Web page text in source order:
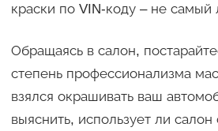
краски по VIN-коду – не самый
Обращаясь в салон,
степень профессионализма
взялся окрашивать ваш
выяснить, использует ли